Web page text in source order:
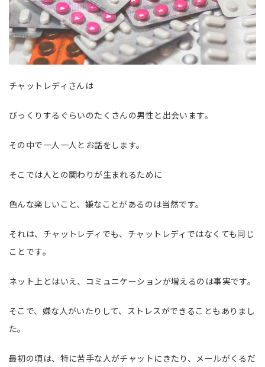
チャットレディさんは
びっくりするぐらいのたくさんの男性と出会います。
その中で一人一人とお話をします。
そこでは人との関わりが生まれるために
色んな楽しいこと、嫌なことがあるのは当然です。
それは、チャットレディでも、チャットレディではなくても同じ
ことです。
ネット上とはいえ、コミュニケーションが増えるのは事実です。
そこで、嫌な人がいたりして、ストレスができることもありまし
た。
最初の頃は、特に苦手な人がチャットにきたり、メールがくるだ